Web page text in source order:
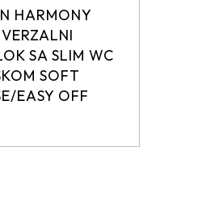
HARMONY
SA SLIM WC
SOFT
EASY OFF